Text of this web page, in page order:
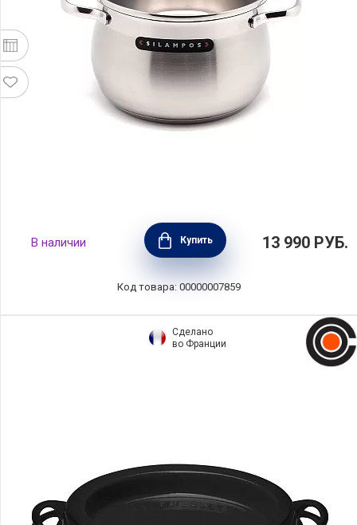
Кастрюля Роял 4,1 л, 20 см, Silampos,
633123VY6620
В наличии Купить 13 990 РУБ.
Код товара: 00000007859
Сделано
во Франции